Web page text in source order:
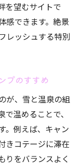
心の思い出作
キャンプ場の
る冬キャンプ
新たな体験を
を望むサイトで
感できます。絶景
レッシュする特別
プのすすめ
が、雪と温泉の組
温めることで、
。例えば、キャン
きコテージに滞在
りをバランスよく